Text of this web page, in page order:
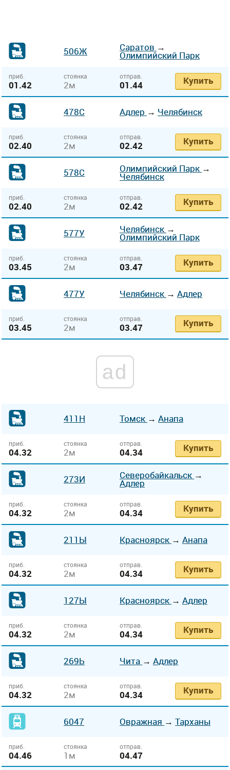
506Ж Саратов →
Олимпийский Парк
приб.
01.42
стоянка
2м
отправ.
01.44 Купить
478С Адлер → Челябинск
приб.
02.40
стоянка
2м
отправ.
02.42 Купить
578С Олимпийский Парк →
Челябинск
приб.
02.40
стоянка
2м
отправ.
02.42 Купить
577У Челябинск →
Олимпийский Парк
приб.
03.45
стоянка
2м
отправ.
03.47 Купить
477У Челябинск → Адлер
приб.
03.45
стоянка
2м
отправ.
03.47 Купить
ad
411Н Томск → Анапа
приб.
04.32
стоянка
2м
отправ.
04.34 Купить
273И Северобайкальск →
Адлер
приб.
04.32
стоянка
2м
отправ.
04.34 Купить
211Ы Красноярск → Анапа
приб.
04.32
стоянка
2м
отправ.
04.34 Купить
127Ы Красноярск → Адлер
приб.
04.32
стоянка
2м
отправ.
04.34 Купить
269Ь Чита → Адлер
приб.
04.32
стоянка
2м
отправ.
04.34 Купить
6047 Овражная → Тарханы
приб.
04.46
стоянка
1м
отправ.
04.47